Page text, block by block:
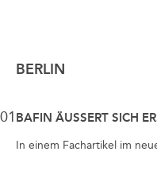
BERLIN
01 BAFIN ÄUSSERT SICH
In einem Fachartikel im